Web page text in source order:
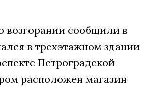
возгорании сообщили в
в трехэтажном здании
Петроградской
расположен магазин